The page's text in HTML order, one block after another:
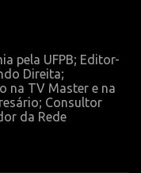
pela UFPB; Editor-
Direita;
na TV Master e na
Consultor
da Rede